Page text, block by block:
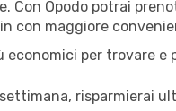
Opodo potrai
con maggiore
economici per trovare
risparmierai